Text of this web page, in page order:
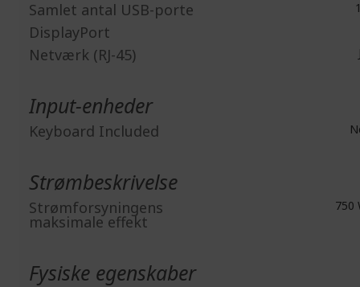
Samlet antal USB-porte
DisplayPort
Netværk (RJ-45)
Input-enheder
Keyboard Included
Strømbeskrivelse
Strømforsyningens
maksimale effekt
750
Fysiske egenskaber